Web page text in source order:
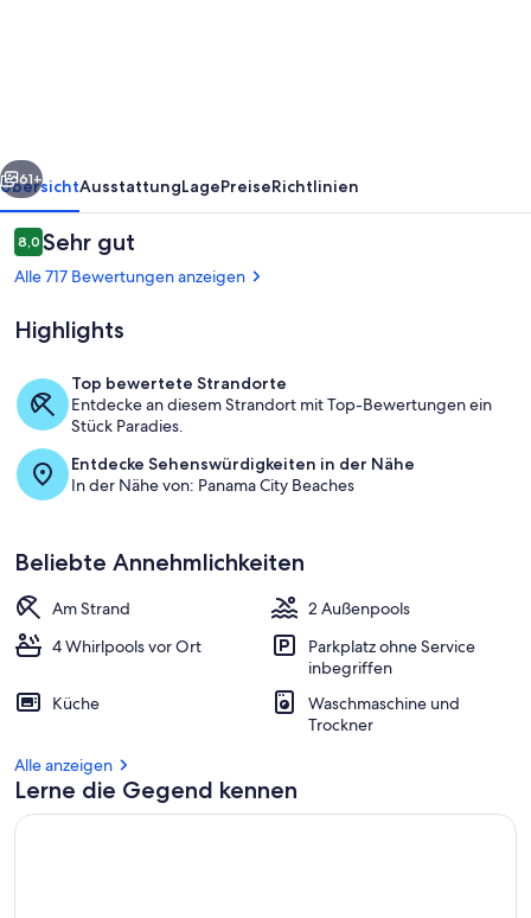
Weiter
61+
ÜbersichtAusstattungLagePreiseRichtlinien
Bewertungen
8,08,0 von 10.
Sehr gut
Alle 717 Bewertungen anzeigen
Highlights
Top bewertete Strandorte
Entdecke an diesem Strandort mit Top-Bewertungen ein
Stück Paradies.
Entdecke Sehenswürdigkeiten in der Nähe
In der Nähe von: Panama City Beaches
Beliebte Annehmlichkeiten
Am Strand
2 Außenpools
4 Whirlpools vor Ort
Parkplatz ohne Service
inbegriffen
Küche
Waschmaschine und
Trockner
Alle anzeigen
Lerne die Gegend kennen